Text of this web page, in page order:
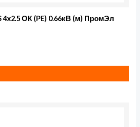
ОК (PE) 0.66кВ (м) ПромЭл